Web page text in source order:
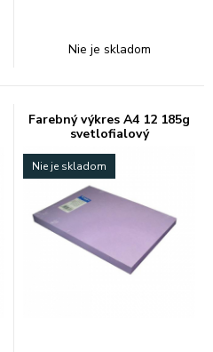
Nie je skladom
Farebný výkres A4 12 185g
svetlofialový
Nie je skladom